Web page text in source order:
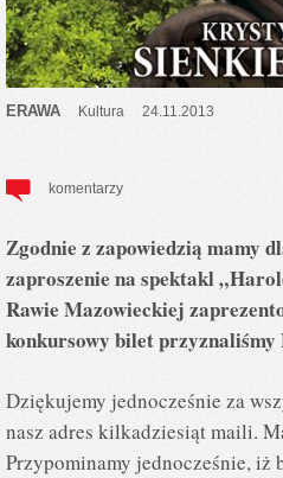
ERAWA Kultura 24.11.2013
komentarzy
Zgodnie z zapowiedzią mamy
zaproszenie na spektakl
Rawie Mazowieckiej
konkursowy bilet
Dziękujemy jednocześnie za
nasz adres kilkadziesiąt maili.
Przypominamy jednocześnie, iż